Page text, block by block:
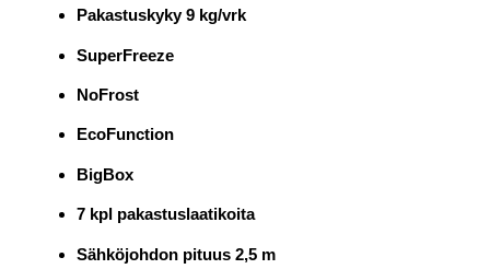
Pakastuskyky 9 kg/vrk
SuperFreeze
NoFrost
EcoFunction
BigBox
7 kpl pakastuslaatikoita
Sähköjohdon pituus 2,5 m